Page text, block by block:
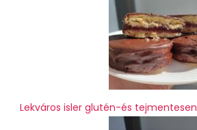
Lekváros isler glutén-és tejmentesen